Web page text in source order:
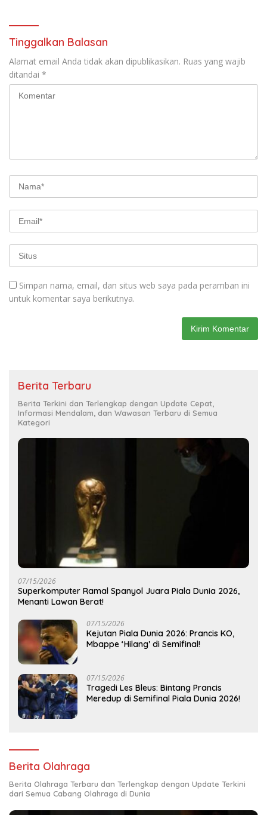
Tinggalkan Balasan
Alamat email Anda tidak akan dipublikasikan. Ruas yang wajib
ditandai *
Simpan nama, email, dan situs web saya pada peramban ini
untuk komentar saya berikutnya.
Berita Terbaru
Berita Terkini dan Terlengkap dengan Update Cepat,
Informasi Mendalam, dan Wawasan Terbaru di Semua
Kategori
07/15/2026
Superkomputer Ramal Spanyol Juara Piala Dunia 2026,
Menanti Lawan Berat!
07/15/2026
Kejutan Piala Dunia 2026: Prancis KO,
Mbappe ‘Hilang’ di Semifinal!
07/15/2026
Tragedi Les Bleus: Bintang Prancis
Meredup di Semifinal Piala Dunia 2026!
Berita Olahraga
Berita Olahraga Terbaru dan Terlengkap dengan Update Terkini
dari Semua Cabang Olahraga di Dunia